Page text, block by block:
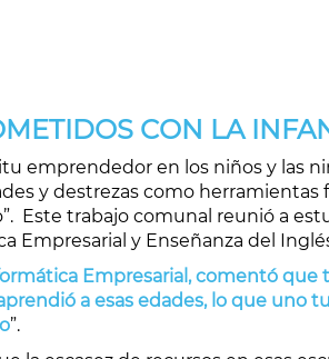
CON LA
emprendedor en los niños y las
y destrezas como herramientas
Este trabajo comunal reunió a
Empresarial y Enseñanza del
Empresarial, comentó que
a esas edades, lo que uno
”.